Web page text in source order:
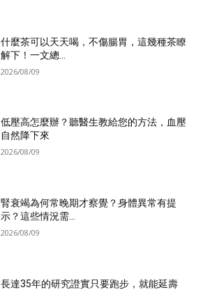
什麼茶可以天天喝，不傷腸胃，這幾種茶瞭
解下！一文總...
2026/08/09
低壓高怎麼辦？聽醫生教給您的方法，血壓
自然降下來
2026/08/09
腎衰竭為何常晚期才察覺？身體異常有提
示？這些情況需...
2026/08/09
長達35年的研究證實只要跑步，就能延壽